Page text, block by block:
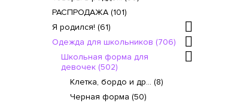
РАСПРОДАЖА (101)
Я родился! (61)
Одежда для школьников (706)
Школьная форма для
девочек (502)
Клетка, бордо и др... (8)
Черная форма (50)